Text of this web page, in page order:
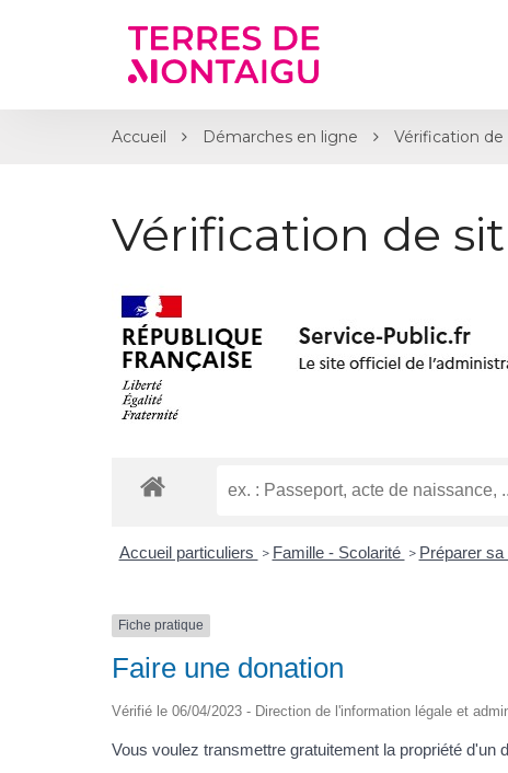
Accueil Démarches en ligne Vérification
Vérification de
Accueil particuliers > Famille - Scolarité > Préparer
Fiche pratique
Faire une donation
Vérifié le 06/04/2023 - Direction de l'information légale et
Vous voulez transmettre gratuitement la propriété